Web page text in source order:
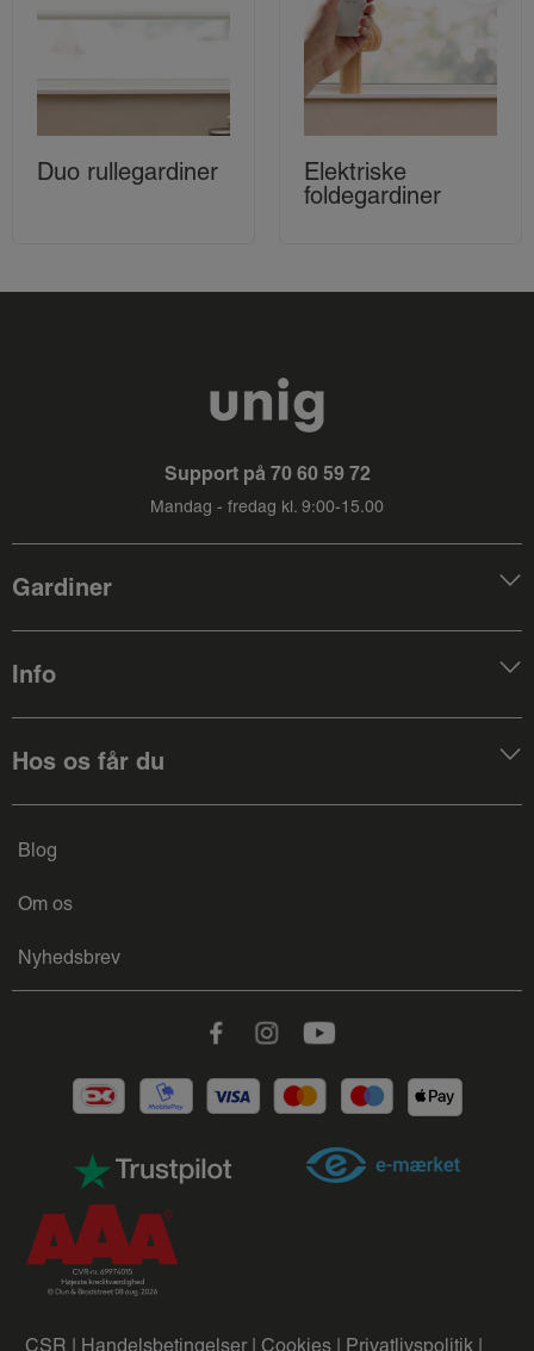
Duo rullegardiner
Elektriske
foldegardiner
Support på 70 60 59 72
Mandag - fredag kl. 9:00-15.00
Gardiner
Info
Hos os får du
Blog
Om os
Nyhedsbrev
FacebookInstagramYoutube
CSR | Handelsbetingelser | Cookies | Privatlivspolitik |